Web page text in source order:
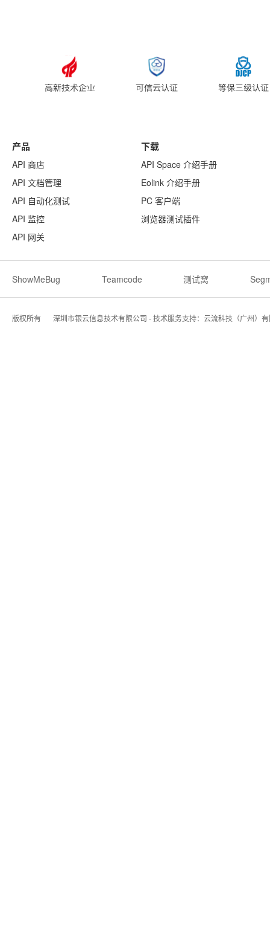
产品
API 商店
API 文档管理
API 自动化测试
API 监控
API 网关
下载
API Space 介绍手册
Eolink 介绍手册
PC 客户端
浏览器测试插件
ShowMeBug Teamcode 测试窝
版权所有 深圳市银云信息技术有限公司 - 技术服务支持：云流科技（广州）